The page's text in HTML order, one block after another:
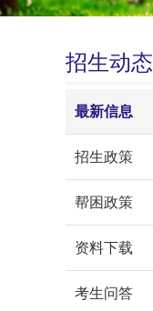
招生动态
最新信息
招生政策
帮困政策
资料下载
考生问答